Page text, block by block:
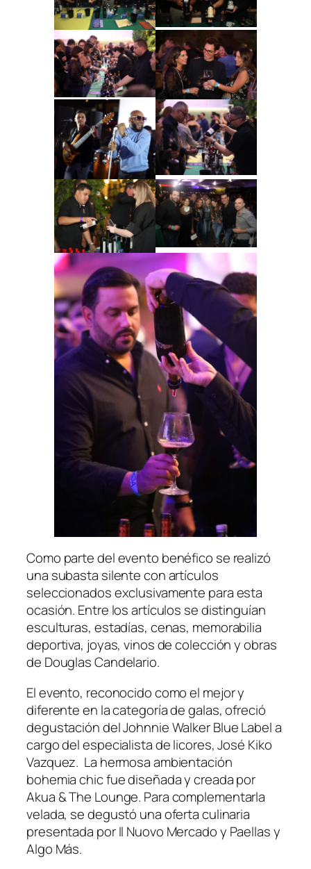
Como parte del evento benéfico se realizó
una subasta silente con artículos
seleccionados exclusivamente para esta
ocasión. Entre los artículos se distinguían
esculturas, estadías, cenas, memorabilia
deportiva, joyas, vinos de colección y obras
de Douglas Candelario.
El evento, reconocido como el mejor y
diferente en la categoría de galas, ofreció
degustación del Johnnie Walker Blue Label a
cargo del especialista de licores, José Kiko
Vazquez. La hermosa ambientación
bohemia chic fue diseñada y creada por
Akua & The Lounge. Para complementarla
velada, se degustó una oferta culinaria
presentada por Il Nuovo Mercado y Paellas y
Algo Más.